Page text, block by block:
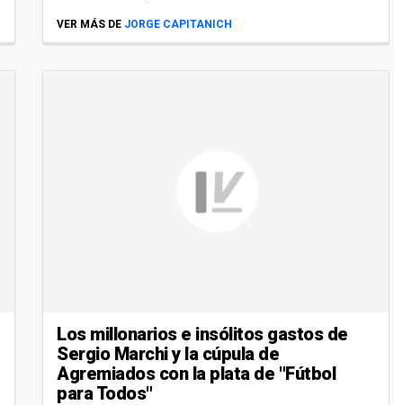
VER MÁS DE JORGE CAPITANICH
Los millonarios e insólitos gastos de
Sergio Marchi y la cúpula de
Agremiados con la plata de "Fútbol
para Todos"